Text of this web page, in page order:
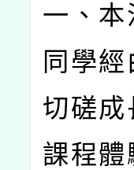
一、
同學
切磋
課程